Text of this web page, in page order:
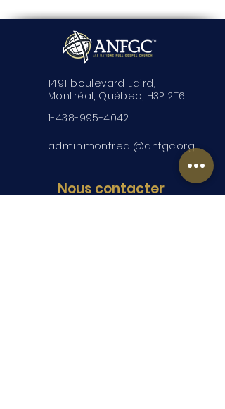
1491 boulevard Laird,
Montréal, Québec, H3P 2T6
1-438-995-4042
admin.montreal@anfgc.org
Nous contacter